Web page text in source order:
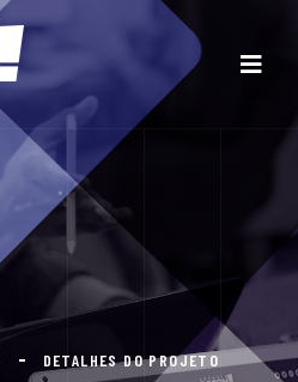
DETALHES DO PROJETO